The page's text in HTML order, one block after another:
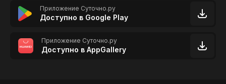
Приложение Суточно.ру
Доступно в Google Play
Приложение Суточно.ру
Доступно в AppGallery